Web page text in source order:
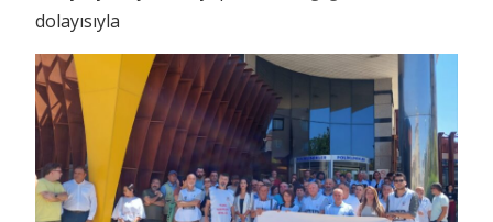
dolayısıyla